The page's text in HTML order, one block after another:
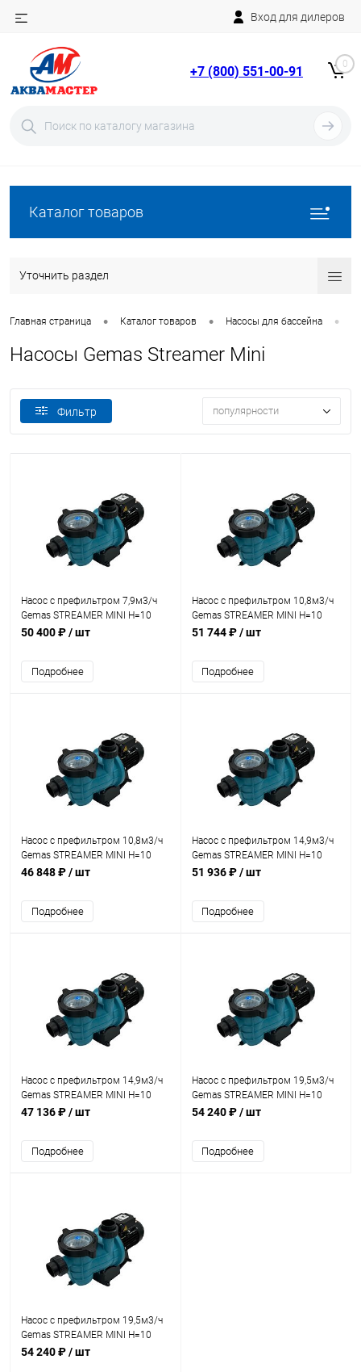
Вход для дилеров
+7 (800) 551-00-91 0
Каталог товаров
Уточнить раздел
Главная страница • Каталог товаров • Насосы для бассейна •
Насосы Gemas Streamer Mini
Фильтр популярности
Насос с префильтром 7,9м3/ч
Gemas STREAMER MINI Н=10
0,37кВт 230В (0111STRM50M)
50 400 ₽/ шт
Подробнее
Насос с префильтром 10,8м3/ч
Gemas STREAMER MINI Н=10
0,55кВт 230В (0111STRM80M)
51 744 ₽/ шт
Подробнее
Насос с префильтром 10,8м3/ч
Gemas STREAMER MINI Н=10
0,55кВт 400В (0111STRM80T)
46 848 ₽/ шт
Подробнее
Насос с префильтром 14,9м3/ч
Gemas STREAMER MINI Н=10
0,75кВт 230В (0111STRM100M)
51 936 ₽/ шт
Подробнее
Насос с префильтром 14,9м3/ч
Gemas STREAMER MINI Н=10
0,75кВт 400В (0111STRM100T)
47 136 ₽/ шт
Подробнее
Насос с префильтром 19,5м3/ч
Gemas STREAMER MINI Н=10
1,1кВт 230В (0111STRM150M)
54 240 ₽/ шт
Подробнее
Насос с префильтром 19,5м3/ч
Gemas STREAMER MINI Н=10
1,1кВт 400В (0111STRM150T)
54 240 ₽/ шт